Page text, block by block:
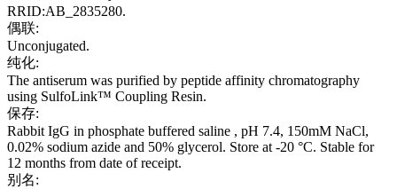
RRID:AB_2835280.
偶联:
Unconjugated.
纯化:
The antiserum was purified by peptide affinity chromatography
using SulfoLink™ Coupling Resin.
保存:
Rabbit IgG in phosphate buffered saline , pH 7.4, 150mM NaCl,
0.02% sodium azide and 50% glycerol. Store at -20 °C. Stable for
12 months from date of receipt.
别名: